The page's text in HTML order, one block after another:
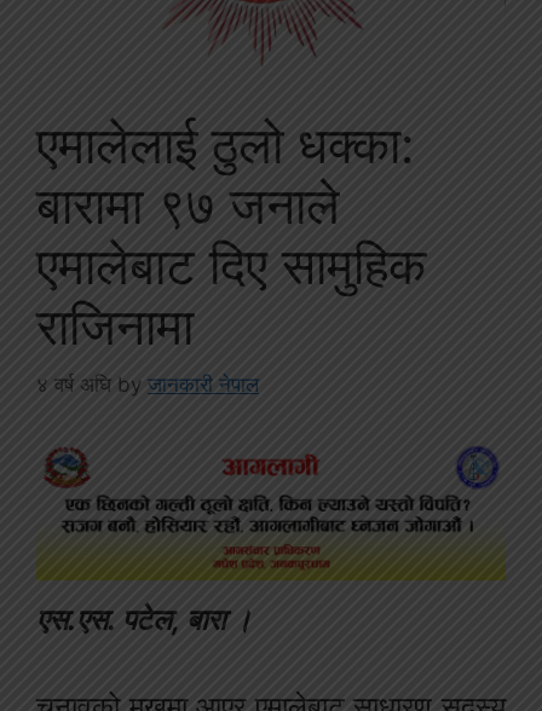
एमालेलाई ठुलो धक्का:
बारामा ९७ जनाले
एमालेबाट दिए सामुहिक
राजिनामा
४ वर्ष अघि by जानकारी नेपाल
एस.एस. पटेल, बारा ।